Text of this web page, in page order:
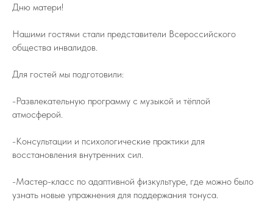
Дню матери!
Нашими гостями стали представители Всероссийского
общества инвалидов.
Для гостей мы подготовили:
-Развлекательную программу с музыкой и тёплой
атмосферой.
-Консультации и психологические практики для
восстановления внутренних сил.
-Мастер-класс по адаптивной физкультуре, где можно было
узнать новые упражнения для поддержания тонуса.